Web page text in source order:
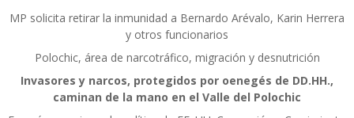
MP solicita retirar la inmunidad a Bernardo Arévalo, Karin Herrera
y otros funcionarios
Polochic, área de narcotráfico, migración y desnutrición
Invasores y narcos, protegidos por oenegés de DD.HH.,
caminan de la mano en el Valle del Polochic